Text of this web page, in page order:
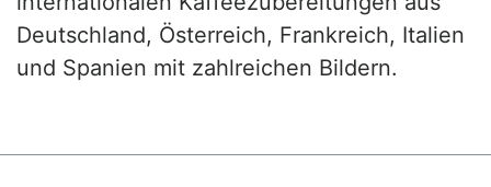
Deutschland, Österreich, Frankreich, Italien
und Spanien mit zahlreichen Bildern.